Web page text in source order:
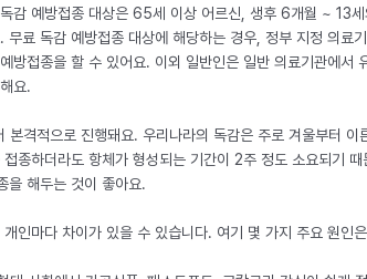
감 예방접종 대상은 65세 이상 어르신, 생후 6개월 ~ 13
무료 독감 예방접종 대상에 해당하는 경우, 정부 지정 의료
방접종을 할 수 있어요. 이외 일반인은 일반 의료기관에서
요.
본격적으로 진행돼요. 우리나라의 독감은 주로 겨울부터 이
종하더라도 항체가 형성되는 기간이 2주 정도 소요되기 때
을 해두는 것이 좋아요.
인마다 차이가 있을 수 있습니다. 여기 몇 가지 주요 원인